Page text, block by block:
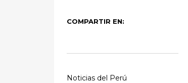
COMPARTIR EN:
Noticias del Perú